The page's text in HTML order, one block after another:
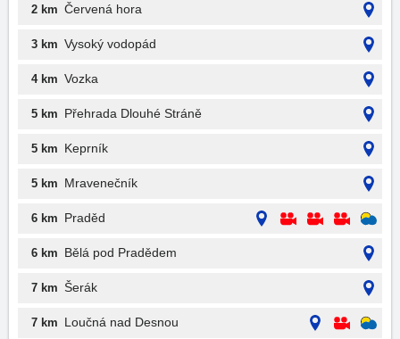
2 km Červená hora
3 km Vysoký vodopád
4 km Vozka
5 km Přehrada Dlouhé Stráně
5 km Keprník
5 km Mravenečník
6 km Praděd
6 km Bělá pod Pradědem
7 km Šerák
7 km Loučná nad Desnou